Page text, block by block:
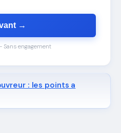
→
Sans engagement
: les points a